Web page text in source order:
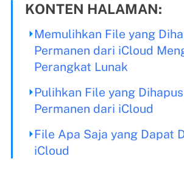
KONTEN HALAMAN:
Memulihkan File yang
Permanen dari iCloud
Perangkat Lunak
Pulihkan File yang
Permanen dari iCloud
File Apa Saja yang Dapat
iCloud